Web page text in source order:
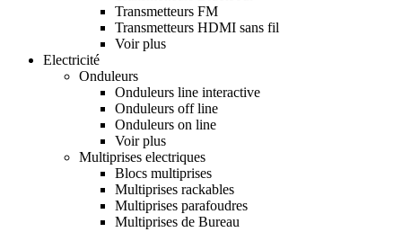
Transmetteurs FM
Transmetteurs HDMI sans fil
Voir plus
Electricité
Onduleurs
Onduleurs line interactive
Onduleurs off line
Onduleurs on line
Voir plus
Multiprises electriques
Blocs multiprises
Multiprises rackables
Multiprises parafoudres
Multiprises de Bureau